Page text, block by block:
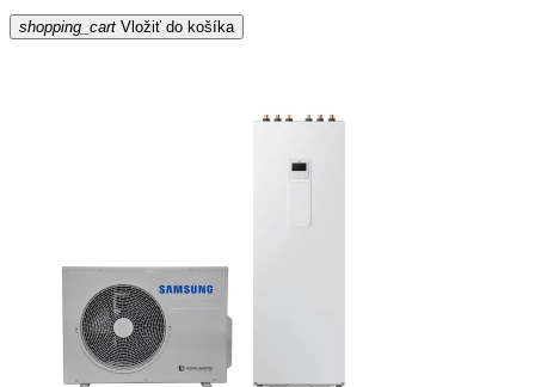
shopping_cart Vložiť do košíka